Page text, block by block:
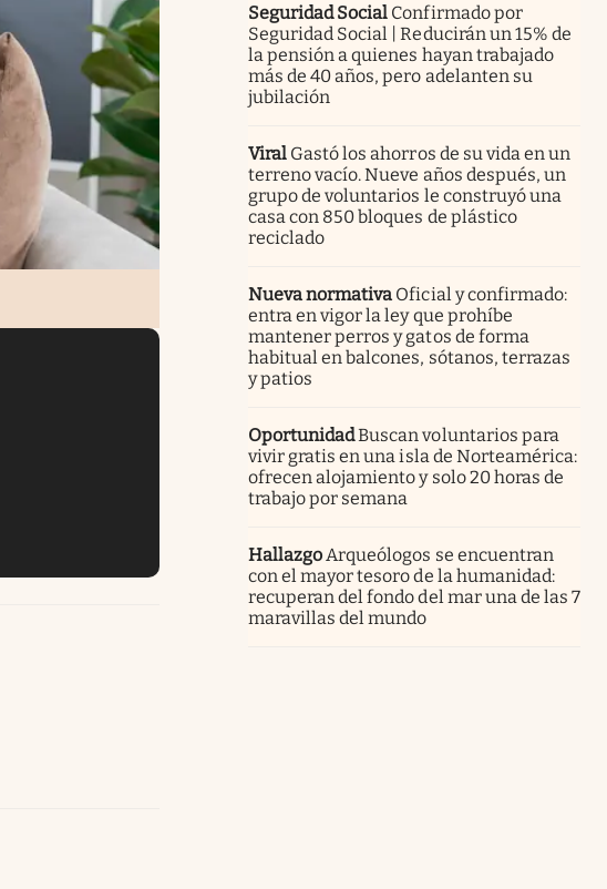
Seguridad Social Confirmado por
Seguridad Social | Reducirán un 15% de
la pensión a quienes hayan trabajado
más de 40 años, pero adelanten su
jubilación
Viral Gastó los ahorros de su vida en un
terreno vacío. Nueve años después, un
grupo de voluntarios le construyó una
casa con 850 bloques de plástico
reciclado
Nueva normativa Oficial y confirmado:
entra en vigor la ley que prohíbe
mantener perros y gatos de forma
habitual en balcones, sótanos, terrazas
y patios
OportunidadBuscan voluntarios para
vivir gratis en una isla de Norteamérica:
ofrecen alojamiento y solo 20 horas de
trabajo por semana
HallazgoArqueólogos se encuentran
con el mayor tesoro de la humanidad:
recuperan del fondo del mar una de las 7
maravillas del mundo